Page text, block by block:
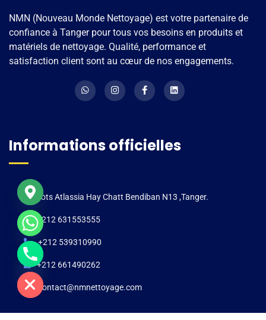
NMN (Nouveau Monde Nettoyage) est votre partenaire de
confiance à Tanger pour tous vos besoins en produits et
matériels de nettoyage. Qualité, performance et
satisfaction client sont au cœur de nos engagements.
Informations officielles
Lots Atlassia Hay Chatt Bendiban N13 ,Tanger.
+212 631553555
+212 539310990
+212 661490262
contact@nmnettoyage.com
chaty